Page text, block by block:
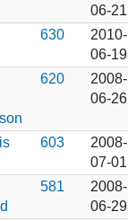
06-21
630
2010-
06-19
620
2008-
06-26
603
2008-
07-01
581
2008-
06-29